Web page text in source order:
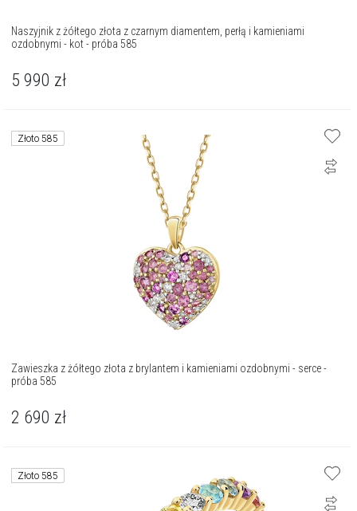
Naszyjnik z żółtego złota z czarnym diamentem, perłą i kamieniami
ozdobnymi - kot - próba 585
5 990 zł
Złoto 585
Zawieszka z żółtego złota z brylantem i kamieniami ozdobnymi - serce -
próba 585
2 690 zł
Złoto 585